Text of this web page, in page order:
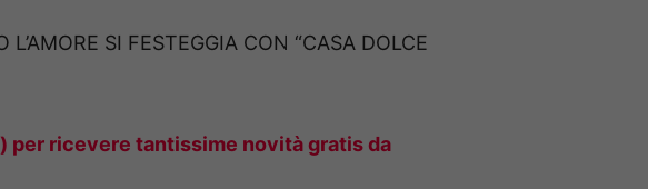
L’AMORE SI FESTEGGIA CON “CASA DOLCE
per ricevere tantissime novità gratis da